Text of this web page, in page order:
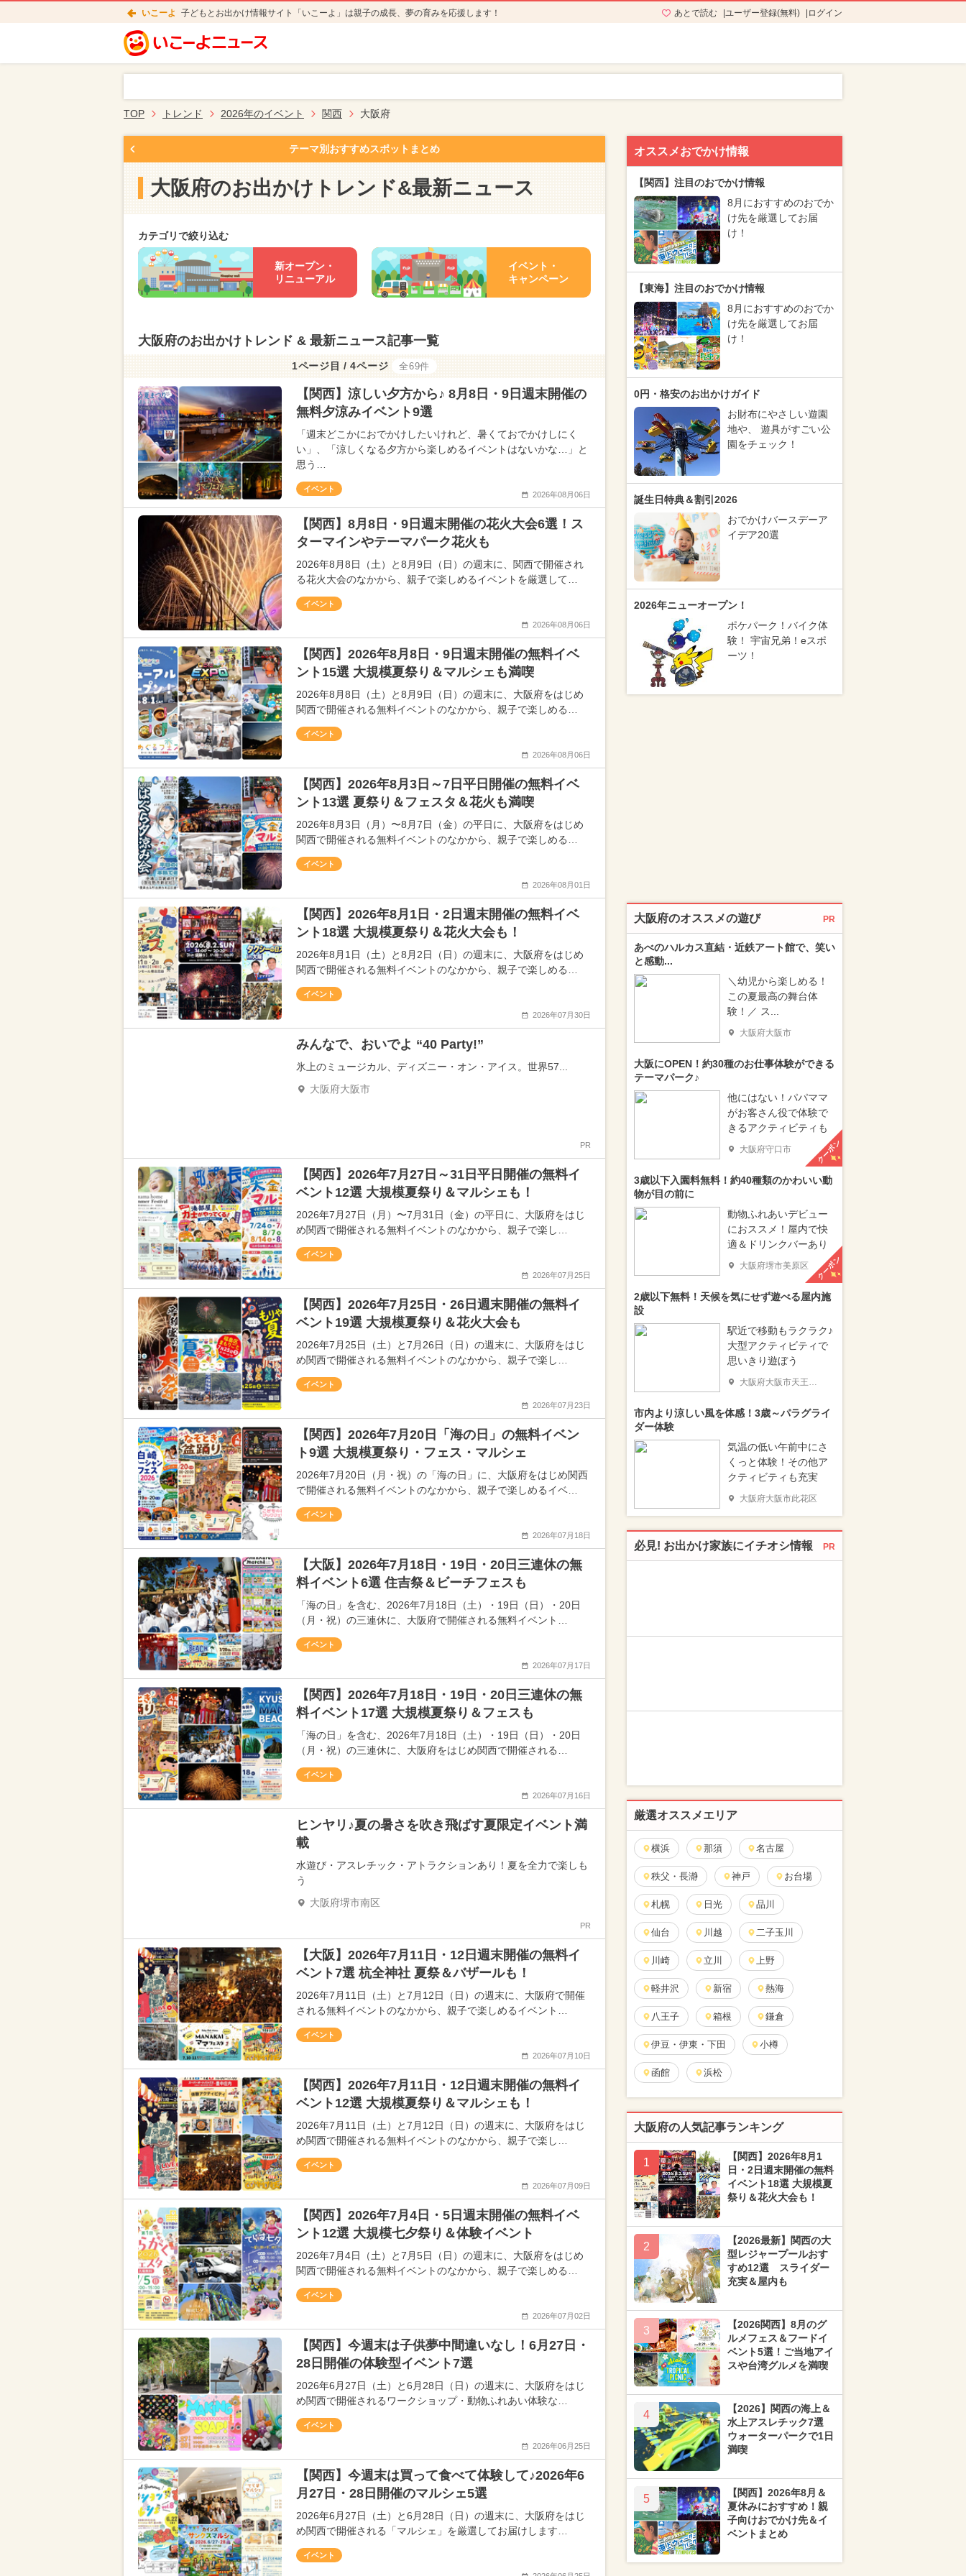
いこーよ 子どもとお出かけ情報サイト「いこーよ」は親子の成長、夢の育みを応援します！ あとで読む ユーザー登録(無料) ログイン
TOP トレンド 2026年のイベント 関西 大阪府
テーマ別おすすめスポットまとめ
大阪府のお出かけトレンド&最新ニュース
カテゴリで絞り込む
新オープン・
リニューアル
イベント・
キャンペーン
大阪府のお出かけトレンド & 最新ニュース記事一覧
1ページ目 / 4ページ 全69件
【関西】涼しい夕方から♪ 8月8日・9日週末開催の
無料夕涼みイベント9選
「週末どこかにおでかけしたいけれど、暑くておでかけしにく
い」、「涼しくなる夕方から楽しめるイベントはないかな…」と
思う…
イベント
2026年08月06日
【関西】8月8日・9日週末開催の花火大会6選！ス
ターマインやテーマパーク花火も
2026年8月8日（土）と8月9日（日）の週末に、関西で開催され
る花火大会のなかから、親子で楽しめるイベントを厳選して…
イベント
2026年08月06日
【関西】2026年8月8日・9日週末開催の無料イベ
ント15選 大規模夏祭り＆マルシェも満喫
2026年8月8日（土）と8月9日（日）の週末に、大阪府をはじめ
関西で開催される無料イベントのなかから、親子で楽しめる…
イベント
2026年08月06日
【関西】2026年8月3日～7日平日開催の無料イベ
ント13選 夏祭り＆フェスタ＆花火も満喫
2026年8月3日（月）〜8月7日（金）の平日に、大阪府をはじめ
関西で開催される無料イベントのなかから、親子で楽しめる…
イベント
2026年08月01日
【関西】2026年8月1日・2日週末開催の無料イベ
ント18選 大規模夏祭り＆花火大会も！
2026年8月1日（土）と8月2日（日）の週末に、大阪府をはじめ
関西で開催される無料イベントのなかから、親子で楽しめる…
イベント
2026年07月30日
みんなで、おいでよ “40 Party!”
氷上のミュージカル、ディズニー・オン・アイス。世界57...
大阪府大阪市
PR
【関西】2026年7月27日～31日平日開催の無料イ
ベント12選 大規模夏祭り＆マルシェも！
2026年7月27日（月）〜7月31日（金）の平日に、大阪府をはじ
め関西で開催される無料イベントのなかから、親子で楽し…
イベント
2026年07月25日
【関西】2026年7月25日・26日週末開催の無料イ
ベント19選 大規模夏祭り＆花火大会も
2026年7月25日（土）と7月26日（日）の週末に、大阪府をはじ
め関西で開催される無料イベントのなかから、親子で楽し…
イベント
2026年07月23日
【関西】2026年7月20日「海の日」の無料イベン
ト9選 大規模夏祭り・フェス・マルシェ
2026年7月20日（月・祝）の「海の日」に、大阪府をはじめ関西
で開催される無料イベントのなかから、親子で楽しめるイベ…
イベント
2026年07月18日
【大阪】2026年7月18日・19日・20日三連休の無
料イベント6選 住吉祭＆ビーチフェスも
「海の日」を含む、2026年7月18日（土）・19日（日）・20日
（月・祝）の三連休に、大阪府で開催される無料イベント…
イベント
2026年07月17日
【関西】2026年7月18日・19日・20日三連休の無
料イベント17選 大規模夏祭り＆フェスも
「海の日」を含む、2026年7月18日（土）・19日（日）・20日
（月・祝）の三連休に、大阪府をはじめ関西で開催される…
イベント
2026年07月16日
ヒンヤリ♪夏の暑さを吹き飛ばす夏限定イベント満
載
水遊び・アスレチック・アトラクションあり！夏を全力で楽しも
う
大阪府堺市南区
PR
【大阪】2026年7月11日・12日週末開催の無料イ
ベント7選 杭全神社 夏祭＆バザールも！
2026年7月11日（土）と7月12日（日）の週末に、大阪府で開催
される無料イベントのなかから、親子で楽しめるイベント…
イベント
2026年07月10日
【関西】2026年7月11日・12日週末開催の無料イ
ベント12選 大規模夏祭り＆マルシェも！
2026年7月11日（土）と7月12日（日）の週末に、大阪府をはじ
め関西で開催される無料イベントのなかから、親子で楽し…
イベント
2026年07月09日
【関西】2026年7月4日・5日週末開催の無料イベ
ント12選 大規模七夕祭り＆体験イベント
2026年7月4日（土）と7月5日（日）の週末に、大阪府をはじめ
関西で開催される無料イベントのなかから、親子で楽しめる…
イベント
2026年07月02日
【関西】今週末は子供夢中間違いなし！6月27日・
28日開催の体験型イベント7選
2026年6月27日（土）と6月28日（日）の週末に、大阪府をはじ
め関西で開催されるワークショップ・動物ふれあい体験な…
イベント
2026年06月25日
【関西】今週末は買って食べて体験して♪2026年6
月27日・28日開催のマルシェ5選
2026年6月27日（土）と6月28日（日）の週末に、大阪府をはじ
め関西で開催される「マルシェ」を厳選してお届けします…
イベント
オススメおでかけ情報
【関西】注目のおでかけ情報
8月におすすめのおでか
け先を厳選してお届
け！
【東海】注目のおでかけ情報
8月におすすめのおでか
け先を厳選してお届
け！
0円・格安のお出かけガイド
お財布にやさしい遊園
地や、 遊具がすごい公
園をチェック！
誕生日特典＆割引2026
おでかけバースデーア
イデア20選
2026年ニューオープン！
ポケパーク！バイク体
験！ 宇宙兄弟！eスポ
ーツ！
大阪府のオススメの遊び PR
あべのハルカス直結・近鉄アート館で、笑い
と感動...
＼幼児から楽しめる！
この夏最高の舞台体
験！／ ス...
大阪府大阪市
大阪にOPEN！約30種のお仕事体験ができる
テーマパーク♪
他にはない！パパママ
がお客さん役で体験で
きるアクティビティも
大阪府守口市 クーポン
3歳以下入園料無料！約40種類のかわいい動
物が目の前に
動物ふれあいデビュー
におススメ！屋内で快
適＆ドリンクバーあり
大阪府堺市美原区 クーポン
2歳以下無料！天候を気にせず遊べる屋内施
設
駅近で移動もラクラク♪
大型アクティビティで
思いきり遊ぼう
大阪府大阪市天王寺区
市内より涼しい風を体感！3歳～パラグライ
ダー体験
気温の低い午前中にさ
くっと体験！その他ア
クティビティも充実
大阪府大阪市此花区
必見! お出かけ家族にイチオシ情報 PR
厳選オススメエリア
横浜 那須 名古屋
秩父・長瀞 神戸 お台場
札幌 日光 品川
仙台 川越 二子玉川
川崎 立川 上野
軽井沢 新宿 熱海
八王子 箱根 鎌倉
伊豆・伊東・下田 小樽
函館 浜松
大阪府の人気記事ランキング
1
【関西】2026年8月1
日・2日週末開催の無料
イベント18選 大規模夏
祭り＆花火大会も！
2
【2026最新】関西の大
型レジャープールおす
すめ12選 スライダー
充実＆屋内も
3
【2026関西】8月のグ
ルメフェス＆フードイ
ベント5選！ご当地アイ
スや台湾グルメを満喫
4
【2026】関西の海上＆
水上アスレチック7選
ウォーターパークで1日
満喫
5
【関西】2026年8月＆
夏休みにおすすめ！親
子向けおでかけ先＆イ
ベントまとめ